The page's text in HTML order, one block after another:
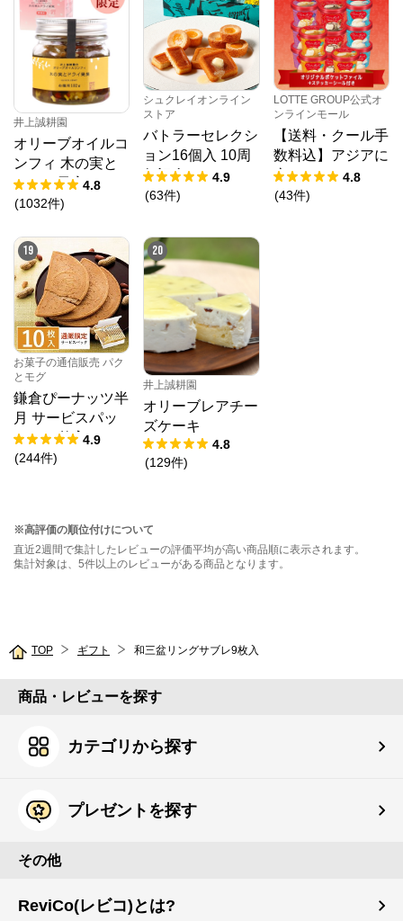
井上誠耕園
オリーブオイルコ
ンフィ 木の実と
ドライ果実 192g
春限定
4.8
(1032件)
シュクレイオンライン
ストア
バトラーセレクシ
ョン16個入 10周
年記念パッケージ
4.9
(63件)
LOTTE GROUP公式オ
ンラインモール
【送料・クール手
数料込】アジアに
恋してアイスセッ
ト（クリアファイ
4.8
(43件)
19
お菓子の通信販売 パク
とモグ
鎌倉ぴーナッツ半
月 サービスパッ
ク 10枚入4.9
(244件)
20
井上誠耕園
オリーブレアチー
ズケーキ
4.8
(129件)
※高評価の順位付けについて
直近2週間で集計したレビューの評価平均が高い商品順に表示されます。
集計対象は、5件以上のレビューがある商品となります。
TOP ギフト 和三盆リングサブレ9枚入
商品・レビューを探す
カテゴリから探す
プレゼントを探す
その他
ReviCo(レビコ)とは?